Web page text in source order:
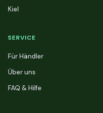
Kiel
SERVICE
Für Händler
Über uns
FAQ & Hilfe